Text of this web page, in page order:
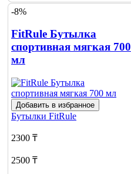
-8%
FitRule Бутылка
спортивная мягкая 700
мл
Добавить в избранное
Бутылки FitRule
2300 ₸
2500 ₸